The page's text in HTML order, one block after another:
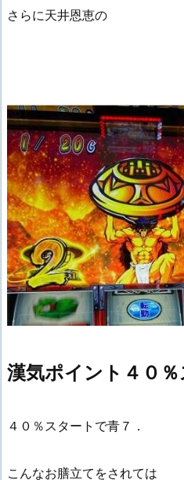
さらに天井恩恵の
漢気ポイント４０％
４０％スタートで青７．
こんなお膳立てをされては